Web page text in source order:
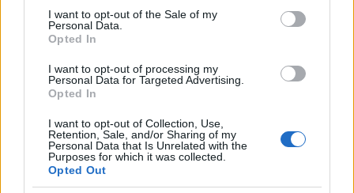
consent section.
I want to opt-out of the Sale of my
Personal Data.
Opted In
I want to opt-out of processing my
Personal Data for Targeted Advertising.
Opted In
I want to opt-out of Collection, Use,
Retention, Sale, and/or Sharing of my
Personal Data that Is Unrelated with the
Purposes for which it was collected.
Opted Out
A képregény-adaptációk egy ideje már nem csak a
helyet foglalnak el. A hullámok, amiket igyekeznek
egyre többen és egyre különfélébb módon
csillapodnának, sőt, pont az nem hagyja
lecsendesedni a tévés…